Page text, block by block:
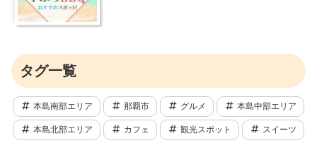
タグ一覧
本島南部エリア 那覇市 グルメ 本島中部エリア
本島北部エリア カフェ 観光スポット スイーツ